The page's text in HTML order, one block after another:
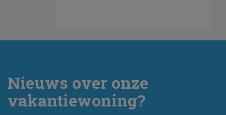
Nieuws over onze
vakantiewoning?